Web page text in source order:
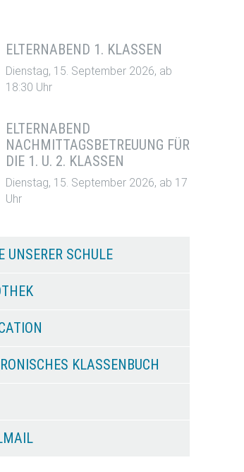
ELTERNABEND 1. KLASSEN
Dienstag, 15. September 2026, ab
18:30 Uhr
ELTERNABEND
NACHMITTAGSBETREUUNG FÜR
DIE 1. U. 2. KLASSEN
Dienstag, 15. September 2026, ab 17
Uhr
UNSERER SCHULE
KLASSENBUCH